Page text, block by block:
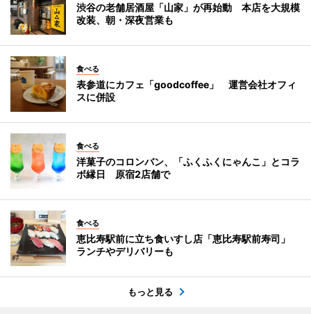
渋谷の老舗居酒屋「山家」が再始動 本店を大規模
改装、朝・深夜営業も
食べる
表参道にカフェ「goodcoffee」 運営会社オフィ
スに併設
食べる
洋菓子のコロンバン、「ふくふくにゃんこ」とコラ
ボ縁日 原宿2店舗で
食べる
恵比寿駅前に立ち食いすし店「恵比寿駅前寿司」
ランチやデリバリーも
もっと見る